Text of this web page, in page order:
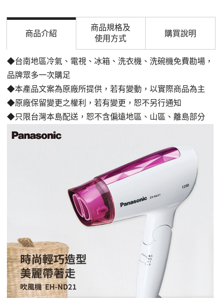
商品介紹
商品規格及
使用方式
購買說明
◆台南地區冷氣、電視、冰箱、洗衣機、洗碗機免費勘場，
品牌眾多一次購足
◆本產品文案為原廠所提供，若有變動，以實際商品為主
◆原廠保留變更之權利，若有變更，恕不另行通知
◆只限台灣本島配送，恕不含偏遠地區、山區、離島部分